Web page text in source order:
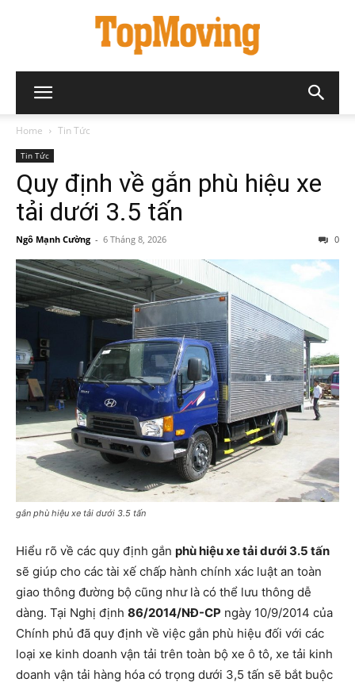
Home Tin Tức
Tin Tức
Quy định về gắn phù hiệu xe
tải dưới 3.5 tấn
Ngô Mạnh Cường - 6 Tháng 8, 2026 0
gắn phù hiệu xe tải dưới 3.5 tấn
Hiểu rõ về các quy định gắn phù hiệu xe tải dưới 3.5 tấn
sẽ giúp cho các tài xế chấp hành chính xác luật an toàn
giao thông đường bộ cũng như là có thể lưu thông dễ
dàng. Tại Nghị định 86/2014/NĐ-CP ngày 10/9/2014 của
Chính phủ đã quy định về việc gắn phù hiệu đối với các
loại xe kinh doanh vận tải trên toàn bộ xe ô tô, xe tải kinh
doanh vận tải hàng hóa có trọng dưới 3,5 tấn sẽ bắt buộc